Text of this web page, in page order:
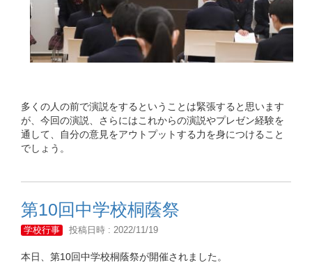
多くの人の前で演説をするということは緊張すると思います
が、今回の演説、さらにはこれからの演説やプレゼン経験を
通して、自分の意見をアウトプットする力を身につけること
でしょう。
第10回中学校桐蔭祭
学校行事 投稿日時 : 2022/11/19
本日、第10回中学校桐蔭祭が開催されました。